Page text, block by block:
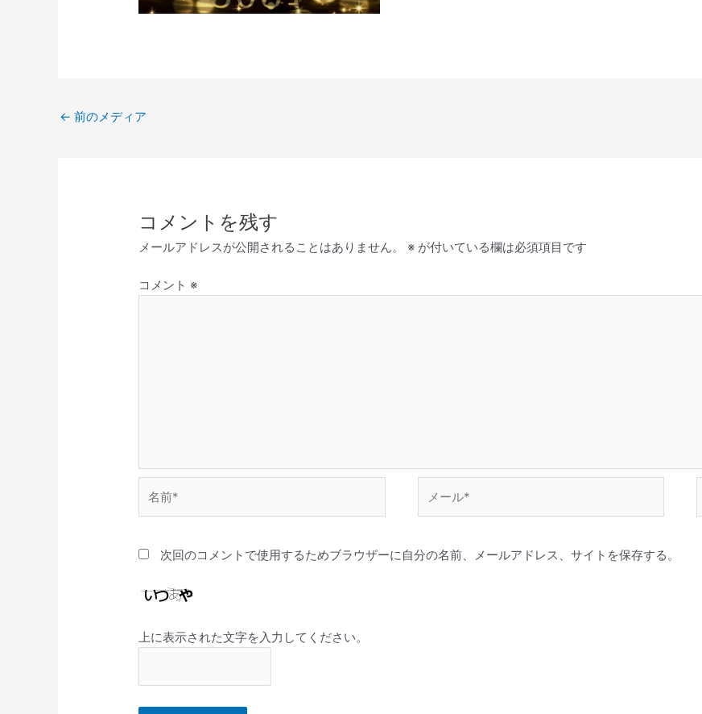
← 前のメディア
コメントを残す
メールアドレスが公開されることはありません。 ※ が付いている欄は必須項目です
コメント ※
前
ー
次回のコメントで使用するためブラウザーに自分の名前、メールアドレス、サイトを保存する。
上に表示された文字を入力してください。